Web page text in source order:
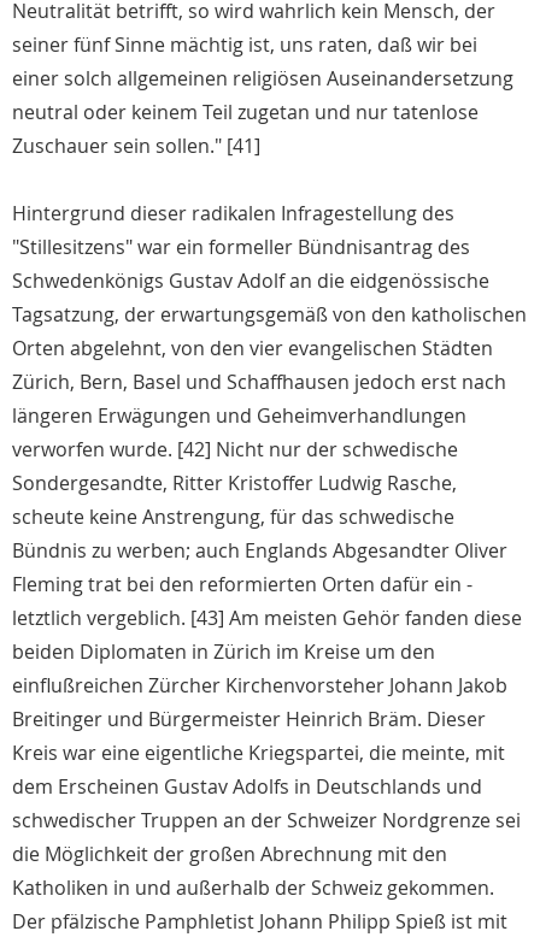
Neutralität betrifft, so wird wahrlich kein Mensch, der
seiner fünf Sinne mächtig ist, uns raten, daß wir bei
einer solch allgemeinen religiösen Auseinandersetzung
neutral oder keinem Teil zugetan und nur tatenlose
Zuschauer sein sollen." [41]
Hintergrund dieser radikalen Infragestellung des
"Stillesitzens" war ein formeller Bündnisantrag des
Schwedenkönigs Gustav Adolf an die eidgenössische
Tagsatzung, der erwartungsgemäß von den katholischen
Orten abgelehnt, von den vier evangelischen Städten
Zürich, Bern, Basel und Schaffhausen jedoch erst nach
längeren Erwägungen und Geheimverhandlungen
verworfen wurde. [42] Nicht nur der schwedische
Sondergesandte, Ritter Kristoffer Ludwig Rasche,
scheute keine Anstrengung, für das schwedische
Bündnis zu werben; auch Englands Abgesandter Oliver
Fleming trat bei den reformierten Orten dafür ein -
letztlich vergeblich. [43] Am meisten Gehör fanden diese
beiden Diplomaten in Zürich im Kreise um den
einflußreichen Zürcher Kirchenvorsteher Johann Jakob
Breitinger und Bürgermeister Heinrich Bräm. Dieser
Kreis war eine eigentliche Kriegspartei, die meinte, mit
dem Erscheinen Gustav Adolfs in Deutschlands und
schwedischer Truppen an der Schweizer Nordgrenze sei
die Möglichkeit der großen Abrechnung mit den
Katholiken in und außerhalb der Schweiz gekommen.
Der pfälzische Pamphletist Johann Philipp Spieß ist mit